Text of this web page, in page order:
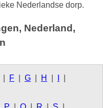
Nederlandse dorp.
Nederland,
F G H